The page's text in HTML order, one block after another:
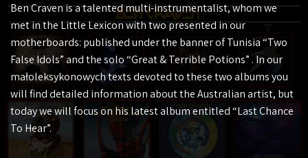
Ben Craven is a talented multi-instrumentalist, whom we
met in the Little Lexicon with two presented in our
motherboards: published under the banner of Tunisia “Two
False Idols” and the solo “Great & Terrible Potions” . In our
małoleksykonowych texts devoted to these two albums you
will find detailed information about the Australian artist, but
today we will focus on his latest album entitled “Last Chance
To Hear”.